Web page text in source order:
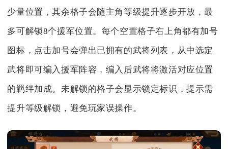
少量位置，其余格子会随主角等级提升逐步开放，最
多可解锁8个援军位置。每个空置格子右上角都有加号
图标，点击加号会弹出已拥有的武将列表，从中选定
武将即可编入援军阵容，编入后武将将激活对应位置
的羁绊加成。未解锁的格子会显示锁定标识，提示需
提升等级解锁，避免玩家误操作。